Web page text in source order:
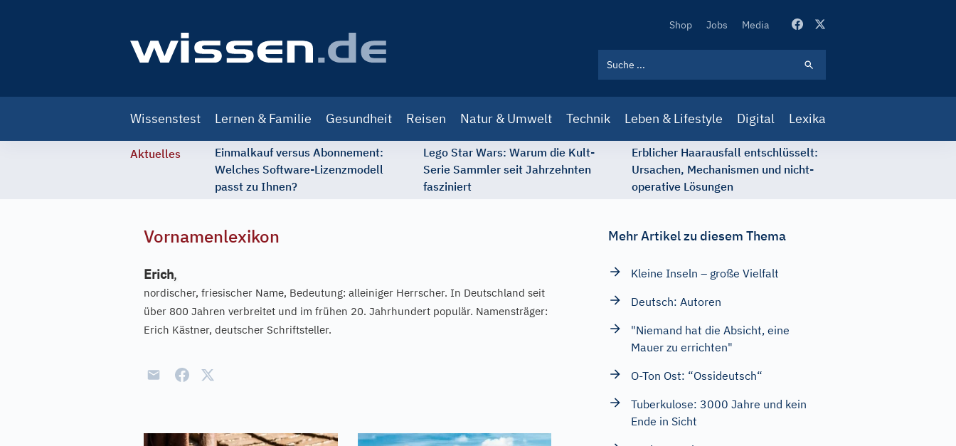
Secondary
Shop Jobs Media
navigation
Wissenstest Lernen & Familie Gesundheit Reisen Natur & Umwelt Technik Leben & Lifestyle Digital Lexika
Aktuelles
Einmalkauf versus Abonnement:
Welches Software-Lizenzmodell
passt zu Ihnen?
Lego Star Wars: Warum die Kult-
Serie Sammler seit Jahrzehnten
fasziniert
Erblicher Haarausfall entschlüsselt:
Ursachen, Mechanismen und nicht-
operative Lösungen
Vornamenlexikon
Erich,
nordischer, friesischer Name, Bedeutung: alleiniger Herrscher. In Deutschland seit
über 800 Jahren verbreitet und im frühen 20. Jahrhundert populär. Namensträger:
Erich Kästner, deutscher Schriftsteller.
Mehr Artikel zu diesem Thema
Kleine Inseln – große Vielfalt
Deutsch: Autoren
"Niemand hat die Absicht, eine
Mauer zu errichten"
O-Ton Ost: “Ossideutsch“
Tuberkulose: 3000 Jahre und kein
Ende in Sicht